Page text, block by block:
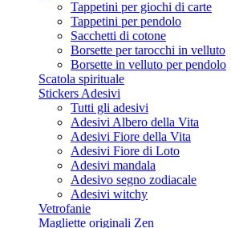
Tappetini per giochi di carte
Tappetini per pendolo
Sacchetti di cotone
Borsette per tarocchi in velluto
Borsette in velluto per pendolo
Scatola spirituale
Stickers Adesivi
Tutti gli adesivi
Adesivi Albero della Vita
Adesivi Fiore della Vita
Adesivi Fiore di Loto
Adesivi mandala
Adesivo segno zodiacale
Adesivi witchy
Vetrofanie
Magliette originali Zen